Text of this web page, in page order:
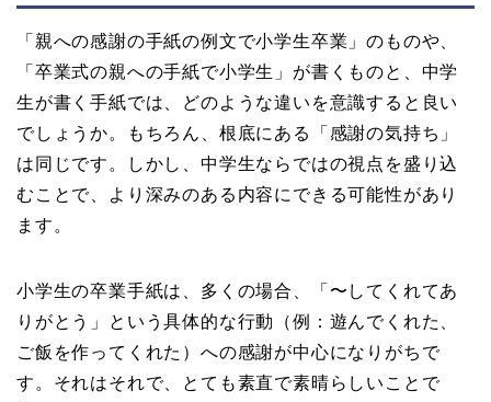
「親への感謝の手紙の例文で小学生卒業」のものや、
「卒業式の親への手紙で小学生」が書くものと、中学
生が書く手紙では、どのような違いを意識すると良い
でしょうか。もちろん、根底にある「感謝の気持ち」
は同じです。しかし、中学生ならではの視点を盛り込
むことで、より深みのある内容にできる可能性があり
ます。
小学生の卒業手紙は、多くの場合、「〜してくれてあ
りがとう」という具体的な行動（例：遊んでくれた、
ご飯を作ってくれた）への感謝が中心になりがちで
す。それはそれで、とても素直で素晴らしいことで